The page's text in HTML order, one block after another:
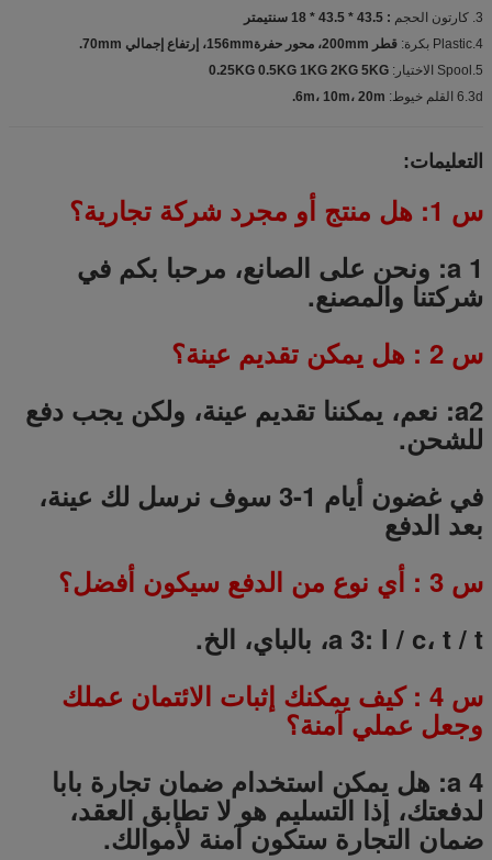
3. كارتون الحجم
: 43.5 * 43.5 * 18 سنتيمتر
4.Plastic بكرة:
قطر 200mm، محور حفرة156mm، إرتفاع إجمالي 70mm.
5.Spool الاختيار:
0.25KG 0.5KG 1KG 2KG 5KG
6.3d القلم خيوط:
6m، 10m، 20m.
التعليمات:
س 1: هل منتج أو مجرد شركة تجارية؟
a 1: ونحن على الصانع، مرحبا بكم في
شركتنا والمصنع.
س 2 : هل يمكن تقديم عينة؟
a2: نعم، يمكننا تقديم عينة، ولكن يجب دفع
للشحن.
في غضون أيام 1-3 سوف نرسل لك عينة،
بعد الدفع
س 3 : أي نوع من الدفع سيكون أفضل؟
a 3: l / c، t / t، بالباي، الخ.
س 4 : كيف يمكنك إثبات الائتمان عملك
وجعل عملي آمنة؟
a 4: هل يمكن استخدام ضمان تجارة بابا
لدفعتك، إذا التسليم هو لا تطابق العقد،
ضمان التجارة ستكون آمنة لأموالك.